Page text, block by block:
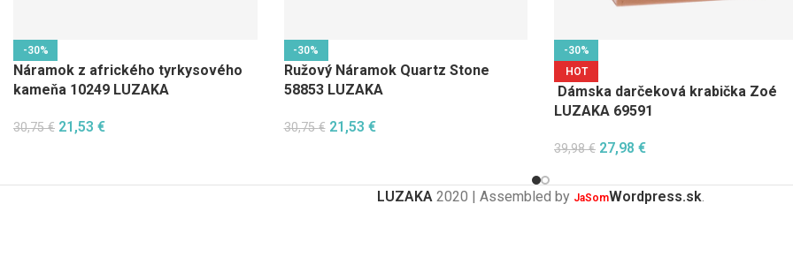
-30%
Náramok z afrického tyrkysového
kameňa 10249 LUZAKA
30,75€ 21,53 €
-30%
Ružový Náramok Quartz Stone
58853 LUZAKA
30,75€ 21,53 €
-30%
HOT
Dámska darčeková krabička Zoé
LUZAKA 69591
39,98€ 27,98 €
LUZAKA 2020 | Assembled by JaSomWordpress.sk.